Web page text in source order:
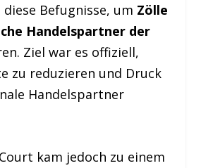
Befugnisse, um Zölle
Handelspartner der
Ziel war es offiziell,
zu reduzieren und Druck
Handelspartner
kam jedoch zu einem